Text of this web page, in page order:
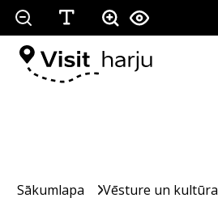
Sākumlapa Vēsture un kultūra